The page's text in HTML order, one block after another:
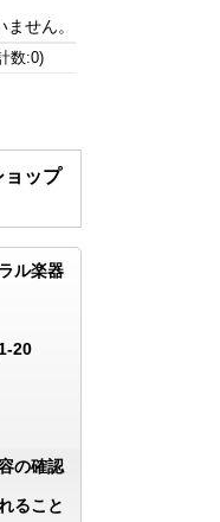
せん。
数:0)
ョップ
ル楽器
20
の確認
ること